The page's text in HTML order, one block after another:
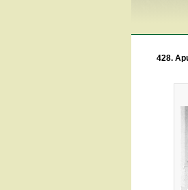
428.